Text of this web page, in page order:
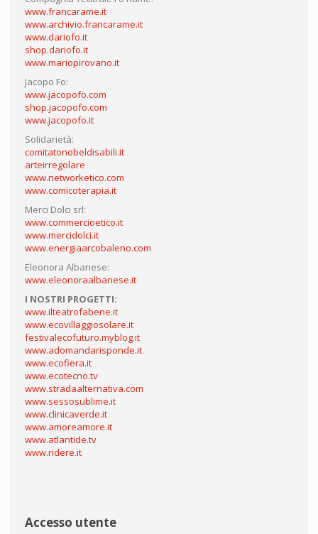
www.francarame.it
www.archivio.francarame.it
www.dariofo.it
shop.dariofo.it
www.mariopirovano.it
Jacopo Fo:
www.jacopofo.com
shop.jacopofo.com
www.jacopofo.it
Solidarietà:
comitatonobeldisabili.it
arteirregolare
www.networketico.com
www.comicoterapia.it
Merci Dolci srl:
www.commercioetico.it
www.mercidolci.it
www.energiaarcobaleno.com
Eleonora Albanese:
www.eleonoraalbanese.it
I NOSTRI PROGETTI:
www.ilteatrofabene.it
www.ecovillaggiosolare.it
festivalecofuturo.myblog.it
www.adomandarisponde.it
www.ecofiera.it
www.ecotecno.tv
www.stradaalternativa.com
www.sessosublime.it
www.clinicaverde.it
www.amoreamore.it
www.atlantide.tv
www.ridere.it
Accesso utente